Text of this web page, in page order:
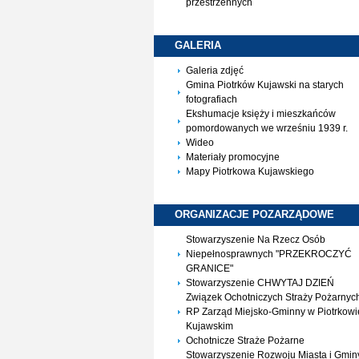
przestrzennych
GALERIA
Galeria zdjęć
Gmina Piotrków Kujawski na starych
fotografiach
Ekshumacje księży i mieszkańców
pomordowanych we wrześniu 1939 r.
Wideo
Materiały promocyjne
Mapy Piotrkowa Kujawskiego
ORGANIZACJE POZARZĄDOWE
Stowarzyszenie Na Rzecz Osób
Niepełnosprawnych "PRZEKROCZYĆ
GRANICE"
Stowarzyszenie CHWYTAJ DZIEŃ
Związek Ochotniczych Straży
RP Zarząd Miejsko-Gminny w
Kujawskim
Ochotnicze Straże Pożarne
Stowarzyszenie Rozwoju Miasta i